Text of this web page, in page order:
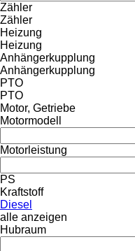
Zähler
Zähler
Heizung
Heizung
Anhängerkupplung
Anhängerkupplung
PTO
PTO
Motor, Getriebe
Motormodell
Motorleistung
PS
Kraftstoff
Diesel
alle anzeigen
Hubraum